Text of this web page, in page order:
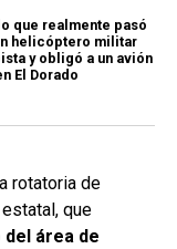
que realmente pasó
helicóptero militar
y obligó a un avión
El Dorado
rotatoria de
que
área de